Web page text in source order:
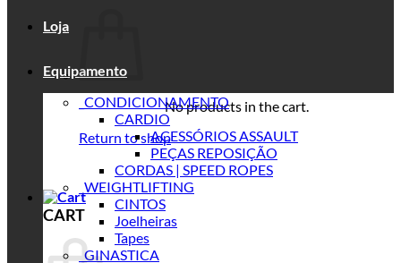
No products in the cart.
Return to shop
CART
Loja
Equipamento
_CONDICIONAMENTO
CARDIO
ACESSÓRIOS ASSAULT
PEÇAS REPOSIÇÃO
CORDAS | SPEED ROPES
_WEIGHTLIFTING
CINTOS
Joelheiras
Tapes
_GINASTICA